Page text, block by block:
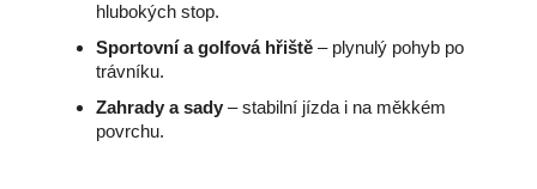
hlubokých stop.
Sportovní a golfová hřiště – plynulý pohyb po
trávníku.
Zahrady a sady – stabilní jízda i na měkkém
povrchu.